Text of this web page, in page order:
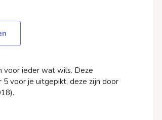
voor ieder wat wils. Deze
voor je uitgepikt, deze zijn door